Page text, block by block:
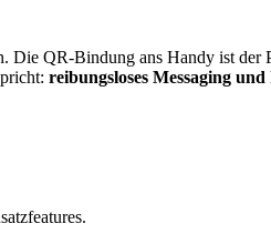
QR-Bindung ans Handy ist der
reibungsloses Messaging